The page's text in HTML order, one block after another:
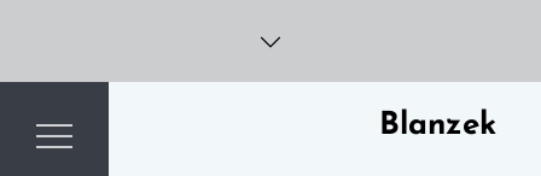
content
Blanzek